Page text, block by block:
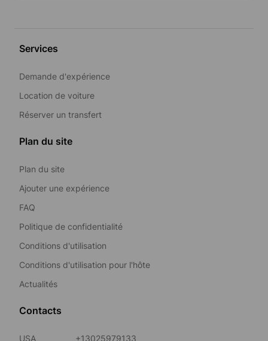
Services
Demande d'expérience
Location de voiture
Réserver un transfert
Plan du site
Plan du site
Ajouter une expérience
FAQ
Politique de confidentialité
Conditions d'utilisation
Conditions d'utilisation pour l'hôte
Actualités
Contacts
USA +13025979133